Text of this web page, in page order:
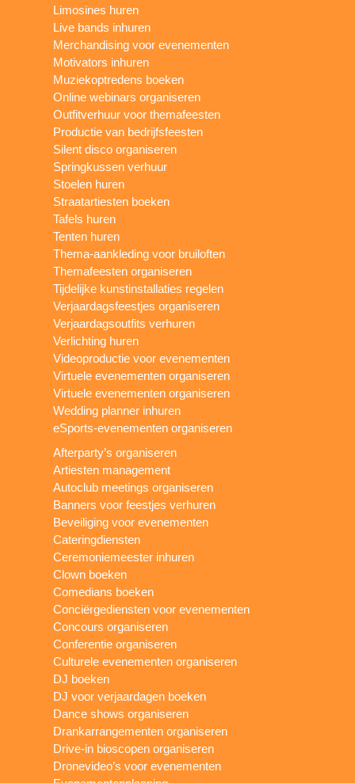
Limosines huren
Live bands inhuren
Merchandising voor evenementen
Motivators inhuren
Muziekoptredens boeken
Online webinars organiseren
Outfitverhuur voor themafeesten
Productie van bedrijfsfeesten
Silent disco organiseren
Springkussen verhuur
Stoelen huren
Straatartiesten boeken
Tafels huren
Tenten huren
Thema-aankleding voor bruiloften
Themafeesten organiseren
Tijdelijke kunstinstallaties regelen
Verjaardagsfeestjes organiseren
Verjaardagsoutfits verhuren
Verlichting huren
Videoproductie voor evenementen
Virtuele evenementen organiseren
Virtuele evenementen organiseren
Wedding planner inhuren
eSports-evenementen organiseren
Afterparty’s organiseren
Artiesten management
Autoclub meetings organiseren
Banners voor feestjes verhuren
Beveiliging voor evenementen
Cateringdiensten
Ceremoniemeester inhuren
Clown boeken
Comedians boeken
Conciërgediensten voor evenementen
Concours organiseren
Conferentie organiseren
Culturele evenementen organiseren
DJ boeken
DJ voor verjaardagen boeken
Dance shows organiseren
Drankarrangementen organiseren
Drive-in bioscopen organiseren
Dronevideo’s voor evenementen